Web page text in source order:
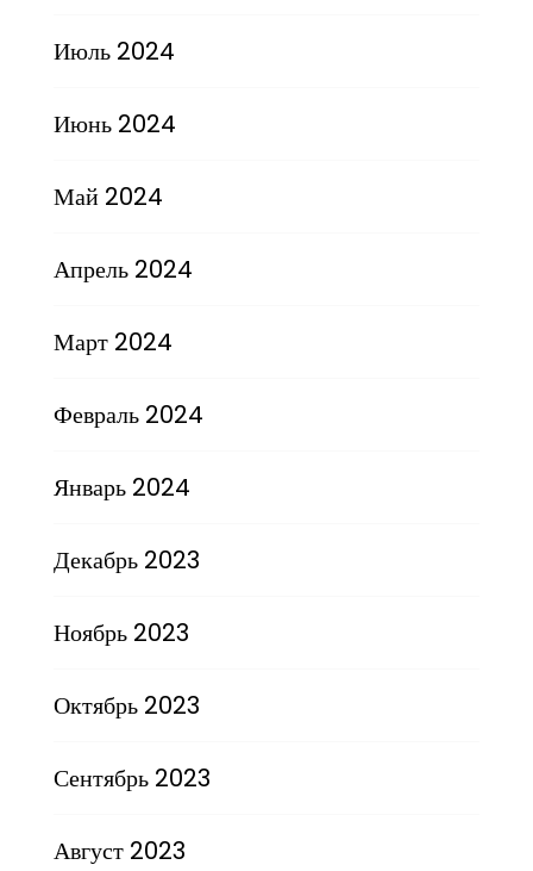
Июль 2024
Июнь 2024
Май 2024
Апрель 2024
Март 2024
Февраль 2024
Январь 2024
Декабрь 2023
Ноябрь 2023
Октябрь 2023
Сентябрь 2023
Август 2023